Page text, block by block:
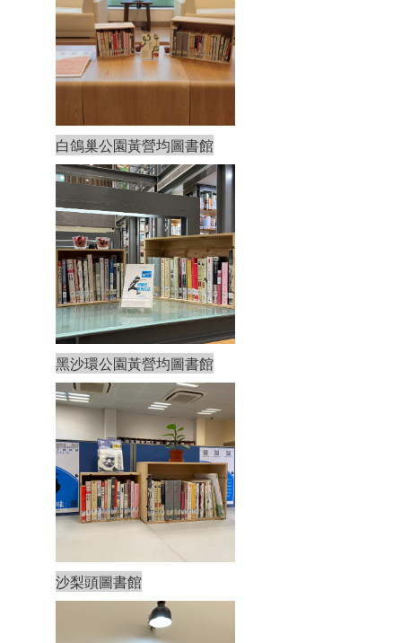
白鴿巢公園黃營均圖書館
黑沙環公園黃營均圖書館
沙梨頭圖書館